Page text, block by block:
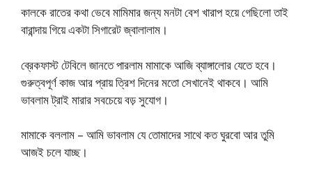
কালকে রাতের কথা ভেবে মামিমার জন্য মনটা বেশ খারাপ হয়ে গেছিলো তাই
বারান্দায় গিয়ে একটা সিগারেট জ্বালালাম।
ব্রেকফাস্ট টেবিলে জানতে পারলাম মামাকে আজি ব্যাঙ্গালোর যেতে হবে।
গুরুত্বপূর্ণ কাজ আর প্রায় ত্রিশ দিনের মতো সেখানেই থাকবে। আমি
ভাবলাম ট্রাই মারার সবচেয়ে বড় সুযোগ।
মামাকে বললাম – আমি ভাবলাম যে তোমাদের সাথে কত ঘুরবো আর তুমি
আজই চলে যাচ্ছ।